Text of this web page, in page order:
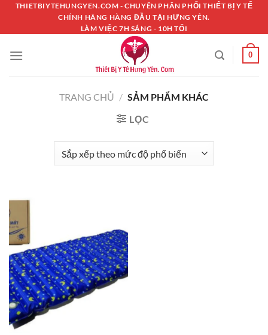
Chuyển
nội
dung
THIETBIYTEHUNGYEN.COM - CHUYÊN PHÂN PHỐI THIẾT BỊ Y TẾ
CHÍNH HÃNG HÀNG ĐẦU TẠI HƯNG YÊN.
LÀM VIỆC 7H SÁNG - 10H TỐI
0
TRANG CHỦ / SẢM PHẨM KHÁC
LỌC